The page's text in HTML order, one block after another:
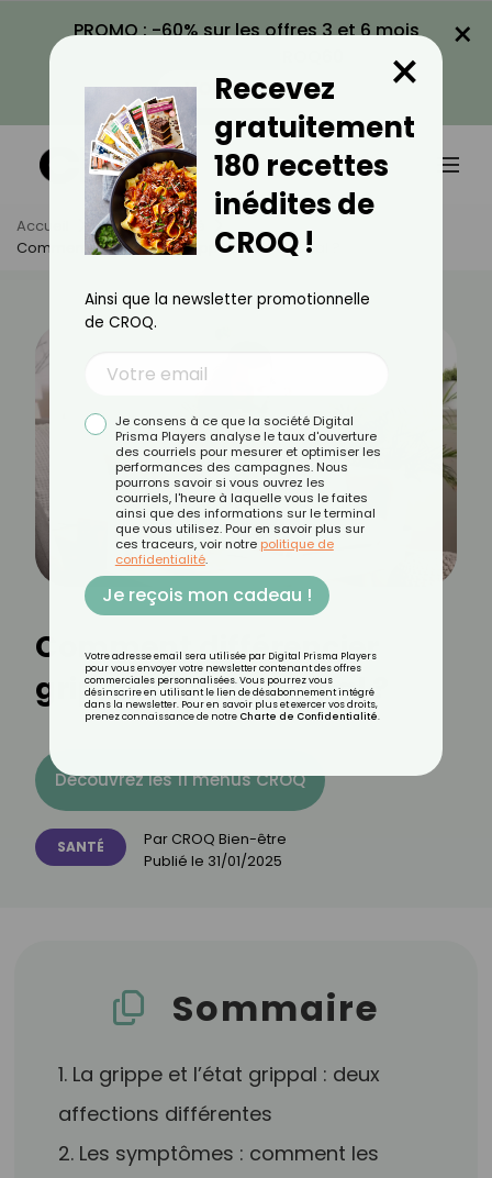
PROMO : -60% sur les offres 3 et 6 mois
VOIR LA PROMO
×
Accueil Actus
Santé
Comment Différencier Grippe Et État Grippal ?
Comment différencier
grippe et état grippal ?
Découvrez les 11 menus CROQ
SANTÉ Par CROQ Bien-être
Publié le 31/01/2025
Sommaire
1. La grippe et l’état grippal : deux
affections différentes
2. Les symptômes : comment les
Recevez
gratuitement
180 recettes
inédites de
CROQ !
×
Ainsi que la newsletter promotionnelle
de CROQ.
Je consens à ce que la société Digital
Prisma Players analyse le taux d'ouverture
des courriels pour mesurer et optimiser les
performances des campagnes. Nous
pourrons savoir si vous ouvrez les
courriels, l'heure à laquelle vous le faites
ainsi que des informations sur le terminal
que vous utilisez. Pour en savoir plus sur
ces traceurs, voir notre politique de
confidentialité.
Je reçois mon cadeau !
Votre adresse email sera utilisée par Digital Prisma Players
pour vous envoyer votre newsletter contenant des offres
commerciales personnalisées. Vous pourrez vous
désinscrire en utilisant le lien de désabonnement intégré
dans la newsletter. Pour en savoir plus et exercer vos droits,
prenez connaissance de notre Charte de Confidentialité.